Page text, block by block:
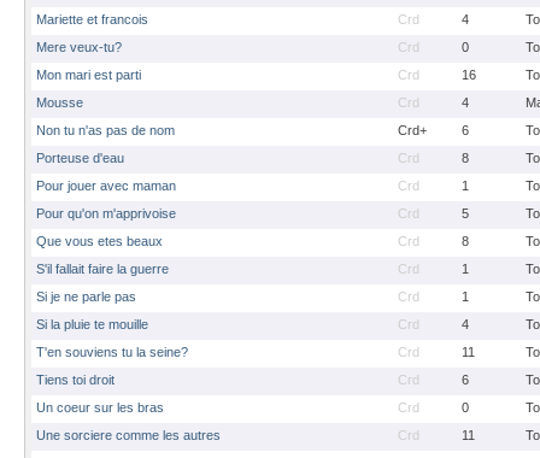
Mariette et francois
Crd 4
Mere veux-tu?
Crd 0
Mon mari est parti
Crd 16
Mousse
Crd 4
Non tu n'as pas de nom
Crd+ 6
Porteuse d'eau
Crd 8
Pour jouer avec maman
Crd 1
Pour qu'on m'apprivoise
Crd 5
Que vous etes beaux
Crd 8
S'il fallait faire la guerre
Crd 1
Si je ne parle pas
Crd 1
Si la pluie te mouille
Crd 4
T'en souviens tu la seine?
Crd 11
Tiens toi droit
Crd 6
Un coeur sur les bras
Crd 0
Une sorciere comme les autres
Crd 11